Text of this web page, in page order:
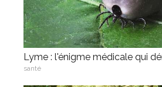
Lyme : l'énigme médicale qui
santé